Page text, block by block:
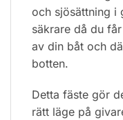
och sjösättning i
säkrare då du
av din båt och
botten.
Detta fäste gör
rätt läge på